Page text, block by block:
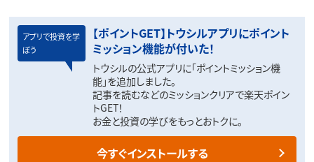
アプリで投資を学
ぼう
【ポイントGET】トウシルアプリにポイント
ミッション機能が付いた！
トウシルの公式アプリに「ポイントミッション機
能」を追加しました。
記事を読むなどのミッションクリアで楽天ポイン
トGET！
お金と投資の学びをもっとおトクに。
今すぐインストールする